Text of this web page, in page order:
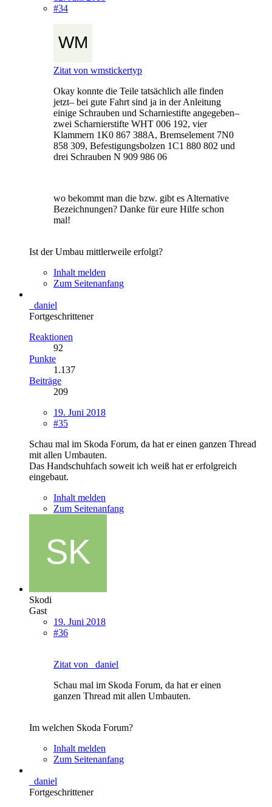
#34
Zitat von wmstickertyp
Okay konnte die Teile tatsächlich alle finden
jetzt– bei gute Fahrt sind ja in der Anleitung
einige Schrauben und Scharniestifte angegeben–
zwei Scharnierstifte WHT 006 192, vier
Klammern 1K0 867 388A, Bremselement 7N0
858 309, Befestigungsbolzen 1C1 880 802 und
drei Schrauben N 909 986 06
wo bekommt man die bzw. gibt es Alternative
Bezeichnungen? Danke für eure Hilfe schon
mal!
Ist der Umbau mittlerweile erfolgt?
Inhalt melden
Zum Seitenanfang
_daniel
Fortgeschrittener
Reaktionen
92
Punkte
1.137
Beiträge
209
19. Juni 2018
#35
Schau mal im Skoda Forum, da hat er einen ganzen Thread
mit allen Umbauten.
Das Handschuhfach soweit ich weiß hat er erfolgreich
eingebaut.
Inhalt melden
Zum Seitenanfang
Skodi
Gast
19. Juni 2018
#36
Zitat von _daniel
Schau mal im Skoda Forum, da hat er einen
ganzen Thread mit allen Umbauten.
Im welchen Skoda Forum?
Inhalt melden
Zum Seitenanfang
_daniel
Fortgeschrittener